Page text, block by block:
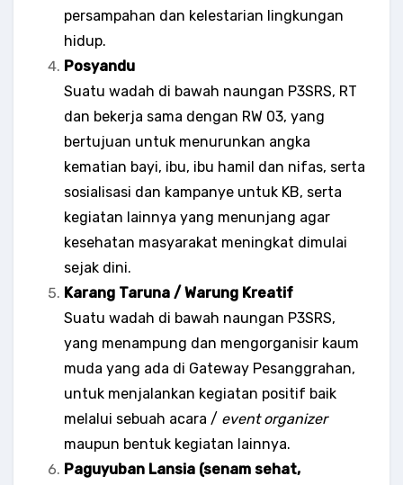
persampahan dan kelestarian lingkungan
hidup.
Posyandu
Suatu wadah di bawah naungan P3SRS, RT
dan bekerja sama dengan RW 03, yang
bertujuan untuk menurunkan angka
kematian bayi, ibu, ibu hamil dan nifas, serta
sosialisasi dan kampanye untuk KB, serta
kegiatan lainnya yang menunjang agar
kesehatan masyarakat meningkat dimulai
sejak dini.
Karang Taruna / Warung Kreatif
Suatu wadah di bawah naungan P3SRS,
yang menampung dan mengorganisir kaum
muda yang ada di Gateway Pesanggrahan,
untuk menjalankan kegiatan positif baik
melalui sebuah acara / event organizer
maupun bentuk kegiatan lainnya.
Paguyuban Lansia (senam sehat,